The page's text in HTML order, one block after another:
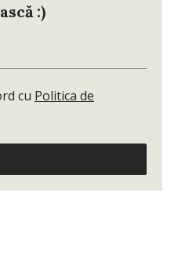
:)
cu Politica de